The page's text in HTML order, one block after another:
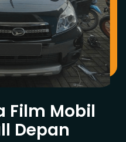
Film Mobil
Depan